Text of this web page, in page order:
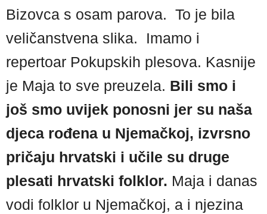
Bizovca s osam parova. To je bila
veličanstvena slika. Imamo i
repertoar Pokupskih plesova. Kasnije
je Maja to sve preuzela. Bili smo i
još smo uvijek ponosni jer su naša
djeca rođena u Njemačkoj, izvrsno
pričaju hrvatski i učile su druge
plesati hrvatski folklor. Maja i danas
vodi folklor u Njemačkoj, a i njezina